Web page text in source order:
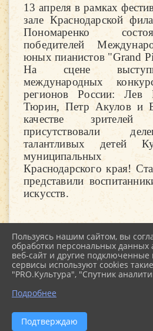
13 апреля в рамках
зале Краснодарской
Пономаренко
победителей
юных пианистов "Grand
На сцене
международных
регионов России: Лев
Тюрин, Петр Акулов и
качестве
присутствовали
талантливых детей
муниципальных
Краснодарского края!
представили
искусств.
2026 г. kultstar.ru
Вход
Карта сайта
Политика обработки
Сделано на KubCMS
Разработка и поддержка
Пользуясь нашим сайтом, вы
обработки персональных данных
веб-сайт и другие подключенные
сервисы используют cookies
"PRO.Культура", "Спутник
Подробнее
Подтверждаю